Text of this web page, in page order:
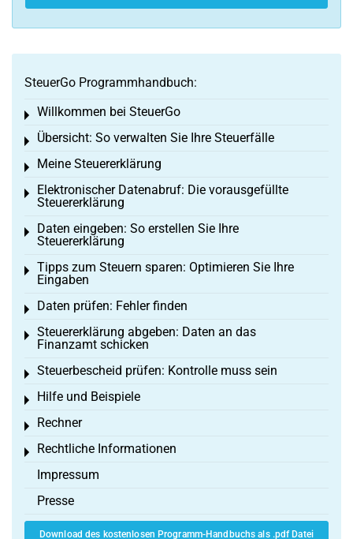
SteuerGo Programmhandbuch:
Willkommen bei SteuerGo
Toggle menu
Übersicht: So verwalten Sie Ihre Steuerfälle
Toggle menu
Meine Steuererklärung
Toggle menu
Elektronischer Datenabruf: Die vorausgefüllte
Steuererklärung
Toggle menu
Daten eingeben: So erstellen Sie Ihre
Steuererklärung
Toggle menu
Tipps zum Steuern sparen: Optimieren Sie Ihre
Eingaben
Toggle menu
Daten prüfen: Fehler finden
Toggle menu
Steuererklärung abgeben: Daten an das
Finanzamt schicken
Toggle menu
Steuerbescheid prüfen: Kontrolle muss sein
Toggle menu
Hilfe und Beispiele
Toggle menu
Rechner
Toggle menu
Rechtliche Informationen
Toggle menu
Impressum
Presse
Download des kostenlosen Programm-Handbuchs als .pdf Datei